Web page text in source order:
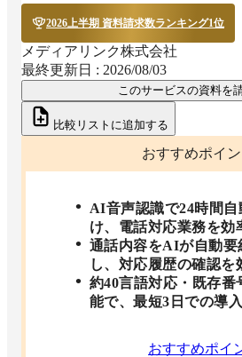
2026上半期 資料請求数ランキング1位
メディアリンク株式会社
最終更新日 : 2026/08/03
このサービスの資料を
比較リストに追加する
おすすめポイン
AI音声認識で24時間
け、電話対応業務を効
通話内容をAIが自動要
し、対応履歴の確認を
約40言語対応・既存番
能で、最短3日での導
おすすめポイ